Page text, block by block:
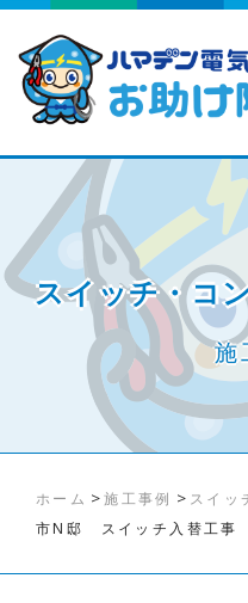
スイッチ・コ
施
ホーム >施工事例 > スイッ
市N邸 スイッチ入替工事